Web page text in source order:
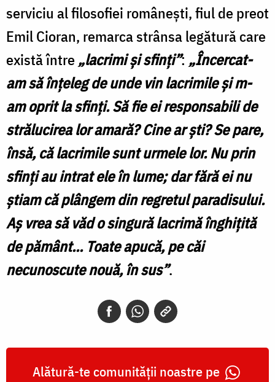
serviciu al filosofiei româneşti, fiul de preot
Emil Cioran, remarca strânsa legătură care
există între„lacrimi şi sfinţi”: „Încercat-
am să înţeleg de unde vin lacrimile şi m-
am oprit la sfinţi. Să fie ei responsabili de
strălucirea lor amară? Cine ar şti? Se pare,
însă, că lacrimile sunt urmele lor. Nu prin
sfinţi au intrat ele în lume; dar fără ei nu
ştiam că plângem din regretul paradisului.
Aş vrea să văd o singură lacrimă înghiţită
de pământ... Toate apucă, pe căi
necunoscute nouă, în sus”.
Alătură-te comunității noastre pe